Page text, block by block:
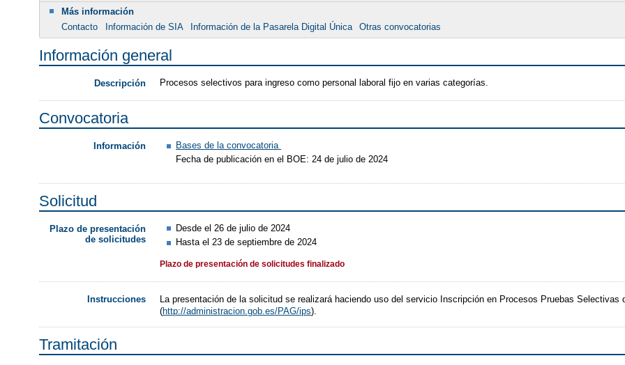
Más información
Contacto
Información de SIA Información de la Pasarela Digital Única Otras convocatorias
Información general
Descripción Procesos selectivos para ingreso como personal laboral fijo en varias categorías.
Convocatoria
Información
Bases de la convocatoria
Fecha de publicación en el BOE: 24 de julio de 2024
Solicitud
Plazo de presentación
de solicitudes
Desde el 26 de julio de 2024
Hasta el 23 de septiembre de 2024
Plazo de presentación de solicitudes finalizado
Instrucciones
La presentación de la solicitud se realizará haciendo uso del servicio Inscripción en Procesos Pruebas Selectivas
(http://administracion.gob.es/PAG/ips).
Tramitación